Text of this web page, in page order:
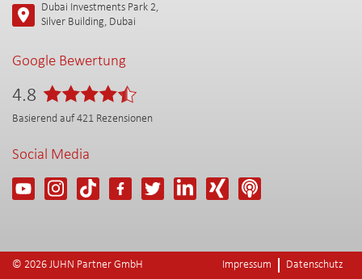
Dubai Investments Park 2,
Silver Building, Dubai
Google Bewertung
4.8
Basierend auf421 Rezensionen
Social Media
© 2026 JUHN Partner GmbH Impressum Datenschutz